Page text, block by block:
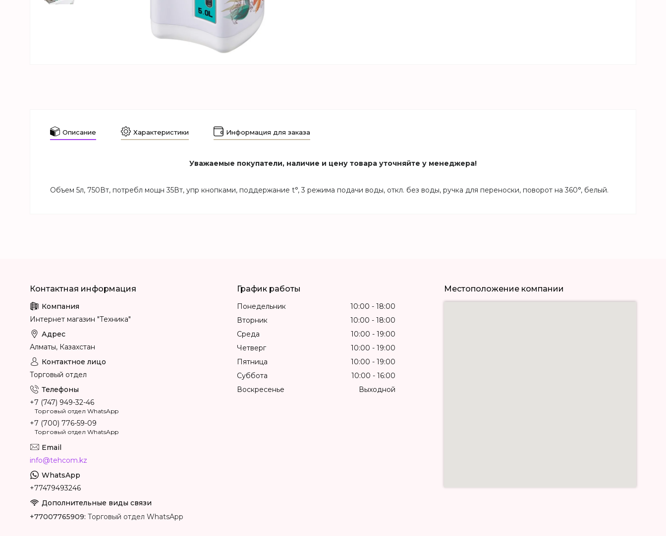
Описание Характеристики Информация для заказа
Уважаемые покупатели, наличие и цену товара уточняйте у менеджера!
Объем 5л, 750Вт, потребл мощн 35Вт, упр кнопками, поддержание t°, 3 режима подачи воды, откл. без воды, ручка для переноски, поворот на 360°, белый.
Интернет магазин "Техника"
Алматы, Казахстан
Торговый отдел
+7 (747) 949-32-46
Торговый отдел WhatsApp
+7 (700) 776-59-09
Торговый отдел WhatsApp
info@tehcom.kz
+77479493246
+77007765909 Торговый отдел WhatsApp
График работы
Понедельник 10:00
18:00
Вторник
10:00
18:00
Среда
10:00
19:00
Четверг
10:00
19:00
Пятница
10:00
19:00
Суббота
10:00
16:00
Воскресенье
Выходной
Местоположение компании